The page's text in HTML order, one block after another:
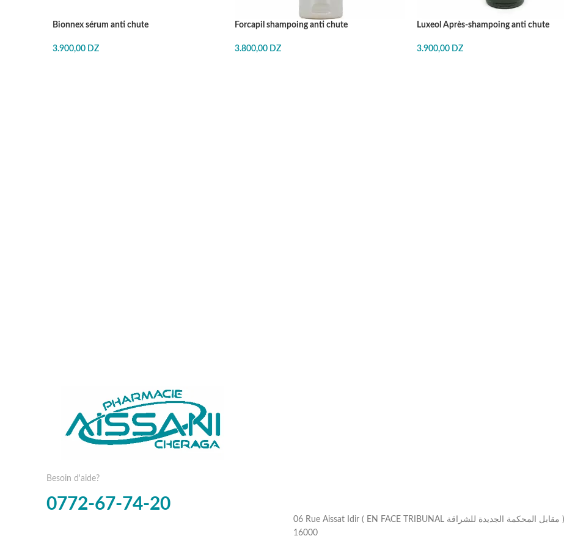
Bionnex sérum anti chute
3.900,00 DZ
Forcapil shampoing anti chute
3.800,00 DZ
Luxeol Après-shampoing anti chute
3.900,00 DZ
Besoin d'aide?
0772-67-74-20
06 Rue Aissat Idir ( EN FACE TRIBUNAL مقابل المحكمة الجديدة للشراقة ) , Chéraga
16000